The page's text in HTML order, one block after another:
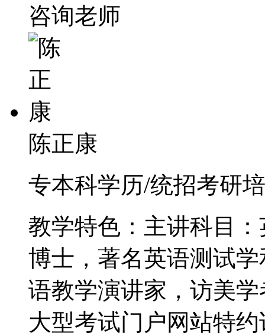
咨询老师
陈正康
专本科学历/统招考研
教学特色：主讲科目
博士，著名英语测试
语教学演讲家，访美
大型考试门户网站特